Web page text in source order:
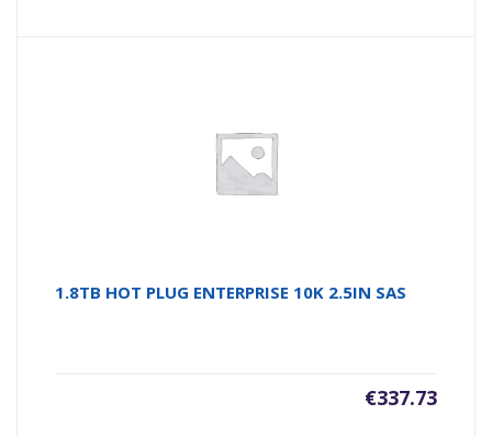
1.8TB HOT PLUG ENTERPRISE 10K 2.5IN SAS
€337.73